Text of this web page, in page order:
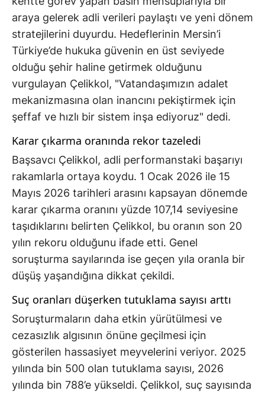
araya gelerek adli verileri paylaştı ve yeni dönem
stratejilerini duyurdu. Hedeflerinin Mersin’i
Türkiye’de hukuka güvenin en üst seviyede
olduğu şehir haline getirmek olduğunu
vurgulayan Çelikkol, "Vatandaşımızın adalet
mekanizmasına olan inancını pekiştirmek için
şeffaf ve hızlı bir sistem inşa ediyoruz" dedi.
Karar çıkarma oranında rekor tazeledi
Başsavcı Çelikkol, adli performanstaki başarıyı
rakamlarla ortaya koydu. 1 Ocak 2026 ile 15
Mayıs 2026 tarihleri arasını kapsayan dönemde
karar çıkarma oranını yüzde 107,14 seviyesine
taşıdıklarını belirten Çelikkol, bu oranın son 20
yılın rekoru olduğunu ifade etti. Genel
soruşturma sayılarında ise geçen yıla oranla bir
düşüş yaşandığına dikkat çekildi.
Suç oranları düşerken tutuklama sayısı arttı
Soruşturmaların daha etkin yürütülmesi ve
cezasızlık algısının önüne geçilmesi için
gösterilen hassasiyet meyvelerini veriyor. 2025
yılında bin 500 olan tutuklama sayısı, 2026
yılında bin 788’e yükseldi. Çelikkol, suç sayısında